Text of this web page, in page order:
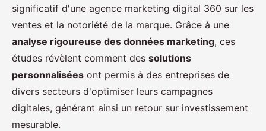
significatif d'une agence marketing digital 360 sur les
ventes et la notoriété de la marque. Grâce à une
analyse rigoureuse des données marketing, ces
études révèlent comment des solutions
personnalisées ont permis à des entreprises de
divers secteurs d'optimiser leurs campagnes
digitales, générant ainsi un retour sur investissement
mesurable.